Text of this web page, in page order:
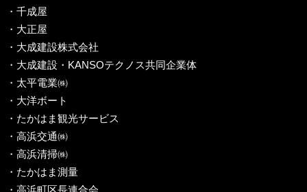
・千成屋
・大正屋
・大成建設株式会社
・大成建設・KANSOテクノス共同企業体
・太平電業㈱
・大洋ボート
・たかはま観光サービス
・高浜交通㈱
・高浜清掃㈱
・たかはま測量